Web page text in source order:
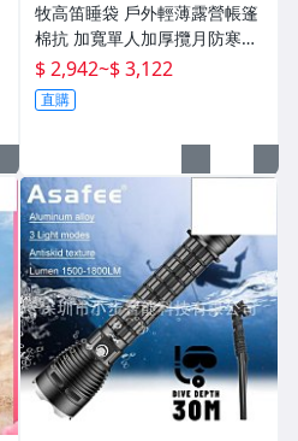
牧高笛睡袋 戶外輕薄露營帳篷
棉抗 加寬單人加厚攬月防寒被
子
$ 2,942~$ 3,122
直購